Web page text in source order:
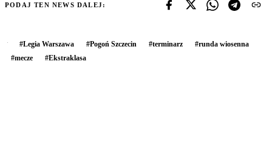
PODAJ TEN NEWS DALEJ:
#Legia Warszawa #Pogoń Szczecin #terminarz #runda wiosenna
#mecze #Ekstraklasa